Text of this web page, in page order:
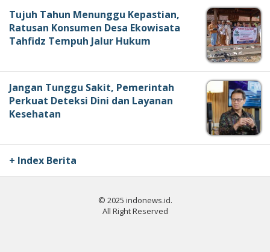
Tujuh Tahun Menunggu Kepastian,
Ratusan Konsumen Desa Ekowisata
Tahfidz Tempuh Jalur Hukum
Jangan Tunggu Sakit, Pemerintah
Perkuat Deteksi Dini dan Layanan
Kesehatan
+ Index Berita
© 2025 indonews.id.
All Right Reserved